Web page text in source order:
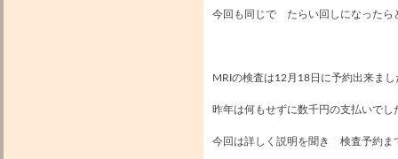
今回も同じで たらい回しになった
MRIの検査は12月18日に予約出来まし
昨年は何もせずに数千円の支払いでし
今回は詳しく説明を聞き 検査予約ま